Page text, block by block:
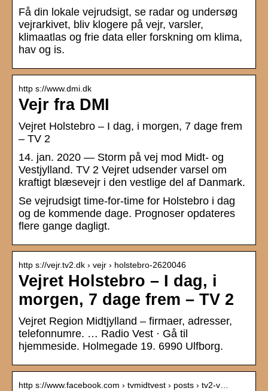
Få din lokale vejrudsigt, se radar og undersøg
vejrarkivet, bliv klogere på vejr, varsler,
klimaatlas og frie data eller forskning om klima,
hav og is.
http s://www.dmi.dk
Vejr fra DMI
Vejret Holstebro – I dag, i morgen, 7 dage frem
– TV 2
14. jan. 2020 — Storm på vej mod Midt- og
Vestjylland. TV 2 Vejret udsender varsel om
kraftigt blæsevejr i den vestlige del af Danmark.
Se vejrudsigt time-for-time for Holstebro i dag
og de kommende dage. Prognoser opdateres
flere gange dagligt.
http s://vejr.tv2.dk › vejr › holstebro-2620046
Vejret Holstebro – I dag, i
morgen, 7 dage frem – TV 2
Vejret Region Midtjylland – firmaer, adresser,
telefonnumre. … Radio Vest · Gå til
hjemmeside. Holmegade 19. 6990 Ulfborg.
http s://www.facebook.com › tvmidtvest › posts › tv2-v…